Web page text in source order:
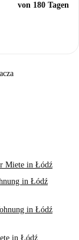
von 180 Tagen
Miete in Łódź
in Łódź
in Łódź
in Łódź